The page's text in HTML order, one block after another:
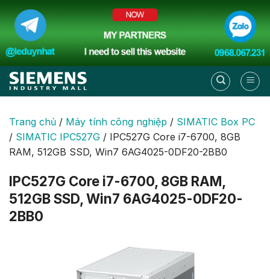
to
content
Trang chủ / Máy tính công nghiệp / SIMATIC Box PC
/ SIMATIC IPC527G / IPC527G Core i7-6700, 8GB
RAM, 512GB SSD, Win7 6AG4025-0DF20-2BB0
IPC527G Core i7-6700, 8GB RAM,
512GB SSD, Win7 6AG4025-0DF20-
2BB0